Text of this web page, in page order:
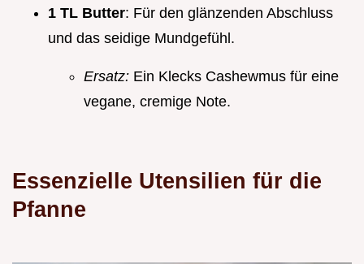
1 TL Butter: Für den glänzenden Abschluss
und das seidige Mundgefühl.
Ersatz: Ein Klecks Cashewmus für eine
vegane, cremige Note.
Essenzielle Utensilien für die
Pfanne